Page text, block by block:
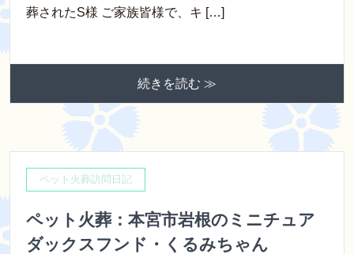
葬されたS様 ご家族皆様で、キ […]
続きを読む ≫
ペット火葬訪問日記
ペット火葬：本宮市岩根のミニチュア
ダックスフンド・くるみちゃん